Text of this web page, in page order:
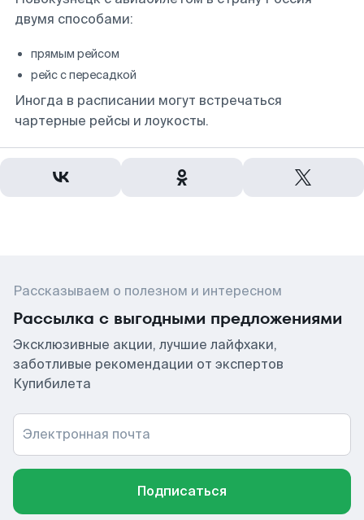
двумя способами:
прямым рейсом
рейс с пересадкой
Иногда в расписании могут встречаться
чартерные рейсы и лоукосты.
Рассказываем о полезном и интересном
Рассылка с выгодными предложениями
Эксклюзивные акции, лучшие лайфхаки,
заботливые рекомендации от экспертов
Купибилета
Электронная почта
Подписаться